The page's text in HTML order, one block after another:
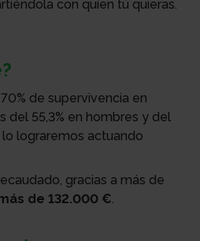
con quien tú quieras.
de supervivencia en
del 55,3% en hombres y del
lo lograremos actuando
gracias a más de
de 132.000 €.